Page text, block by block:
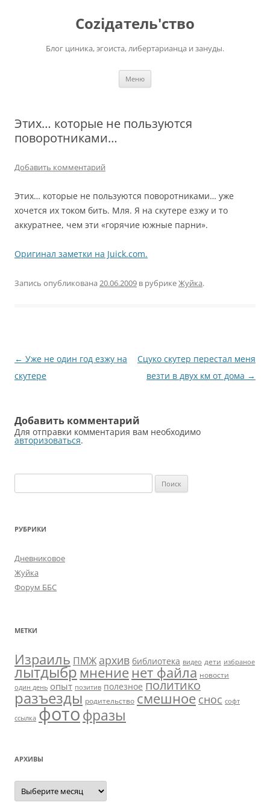
Соziдатель'ство
Блог циника, эгоиста, либертарианца и зануды.
Меню
Этих… которые не пользуются
поворотниками…
Добавить комментарий
Этих… которые не пользуются поворотниками… уже
хочется их током бить. Мля. Я на скутере езжу и то
аккуратнее, чем эти «горячие южные парни».
Оригинал заметки на Juick.com.
Запись опубликована 20.06.2009 в рубрикеЖуйка.
Навигация
по
← Уже не один год езжу на
скутере
Сцуко скутер перестал меня
везти в двух км от дома →
Добавить комментарий
Для отправки комментария вам необходимо
авторизоваться.
РУБРИКИ
Дневниковое
Жуйка
Форум ББС
МЕТКИ
Израиль ПМЖ архив библиотека видео дети избраное
лытдыбрмнение нет файла новости
один день опыт позитив полезное политико
разъезды родительство смешное снос софт
ссылка фотофразы
АРХИВЫ
Архивы